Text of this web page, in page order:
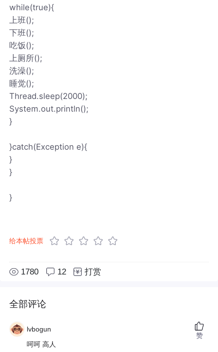
while(true){
上班();
下班();
吃饭();
上厕所();
洗澡();
睡觉();
Thread.sleep(2000);
System.out.println();
}
}catch(Exception e){
}
}
}
给本帖投票
1780 12 打赏
全部评论
lvbogun
呵呵 高人
赞